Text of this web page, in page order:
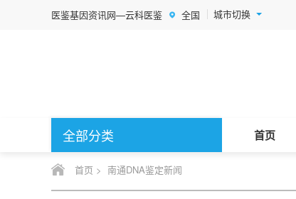
医鉴基因资讯网—云科医鉴 全国 城市切换
全部分类 首页
首页 > 南通DNA鉴定新闻